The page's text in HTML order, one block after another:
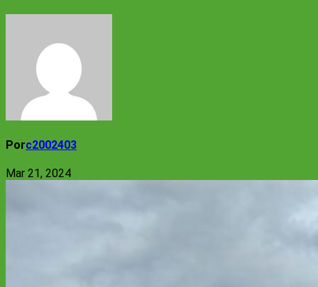
Porc2002403
Mar 21, 2024